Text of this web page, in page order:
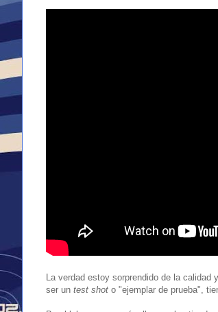
La verdad estoy sorprendido de la
ser un test shot o "ejemplar de prueba",